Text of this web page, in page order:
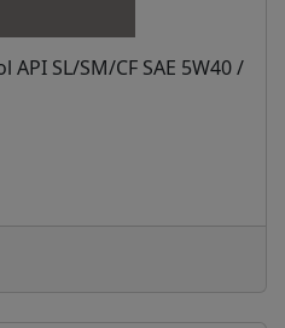
SL/SM/CF SAE 5W40 /